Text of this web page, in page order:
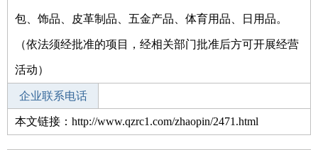
包、饰品、皮革制品、五金产品、体育用品、日用品。
（依法须经批准的项目，经相关部门批准后方可开展经营
活动）
企业联系电话
本文链接：http://www.qzrc1.com/zhaopin/2471.html